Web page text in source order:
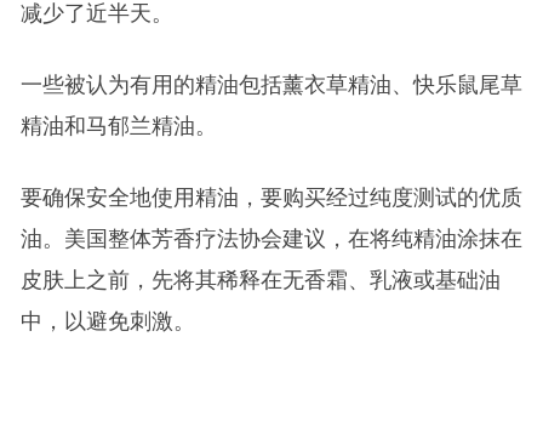
减少了近半天。
一些被认为有用的精油包括薰衣草精油、快乐鼠尾草
精油和马郁兰精油。
要确保安全地使用精油，要购买经过纯度测试的优质
油。美国整体芳香疗法协会建议，在将纯精油涂抹在
皮肤上之前，先将其稀释在无香霜、乳液或基础油
中，以避免刺激。